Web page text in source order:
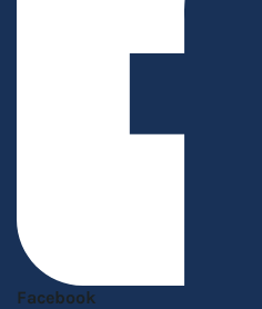
Facebook